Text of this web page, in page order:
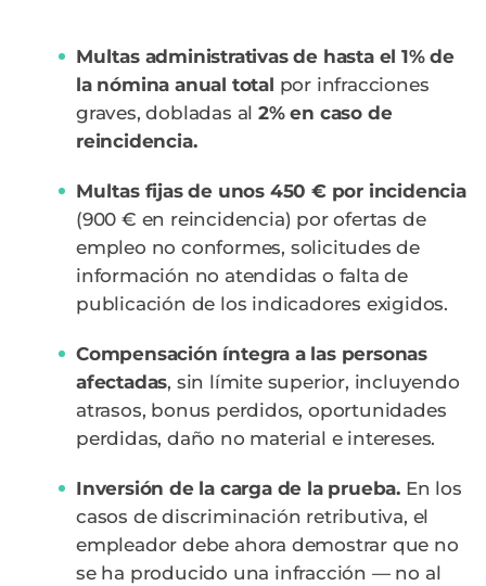
Multas administrativas de hasta el 1% de
la nómina anual total por infracciones
graves, dobladas al2% en caso de
reincidencia.
Multas fijas de unos 450 € por incidencia
(900 € en reincidencia) por ofertas de
empleo no conformes, solicitudes de
información no atendidas o falta de
publicación de los indicadores exigidos.
Compensación íntegra a las personas
afectadas, sin límite superior, incluyendo
atrasos, bonus perdidos, oportunidades
perdidas, daño no material e intereses.
Inversión de la carga de la prueba. En los
casos de discriminación retributiva, el
empleador debe ahora demostrar que no
se ha producido una infracción — no al